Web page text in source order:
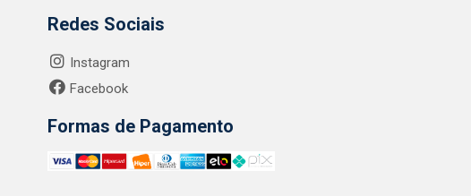
Redes Sociais
Instagram
Facebook
Formas de Pagamento